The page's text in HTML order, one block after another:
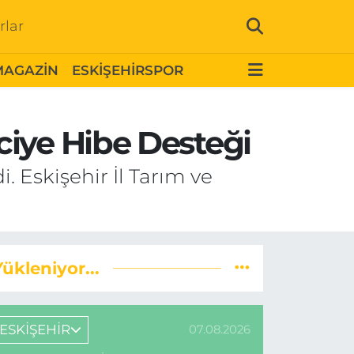
ESKİŞEHİRSPOR
Hibe Desteği
Eskişehir İl Tarım ve
07.08.2026